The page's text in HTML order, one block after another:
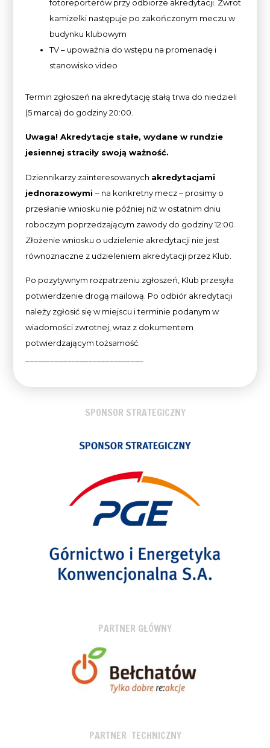
fotoreporterów przy odbiorze akredytacji. Zwrot
kamizelki następuje po zakończonym meczu w
budynku klubowym
TV – upoważnia do wstępu na promenadę i
stanowisko video
Termin zgłoszeń na akredytację stałą trwa do niedzieli
(5 marca) do godziny 20:00.
Uwaga! Akredytacje stałe, wydane w rundzie
jesiennej straciły swoją ważność.
Dziennikarzy zainteresowanych akredytacjami
jednorazowymi– na konkretny mecz – prosimy o
przesłanie wniosku nie później niż w ostatnim dniu
roboczym poprzedzającym zawody do godziny 12:00.
Złożenie wniosku o udzielenie akredytacji nie jest
równoznaczne z udzieleniem akredytacji przez Klub.
Po pozytywnym rozpatrzeniu zgłoszeń, Klub przesyła
potwierdzenie drogą mailową. Po odbiór akredytacji
należy zgłosić się w miejscu i terminie podanym w
wiadomości zwrotnej, wraz z dokumentem
potwierdzającym tożsamość.
SPONSOR STRATEGICZNY
PARTNER GŁÓWNY
PARTNER TECHNICZNY